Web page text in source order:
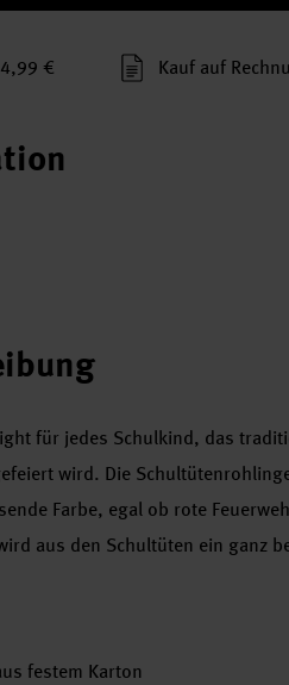
€ Kauf auf
für jedes Schulkind, das
wird. Die
Farbe, egal ob rote
aus den Schultüten ein ganz
festem Karton